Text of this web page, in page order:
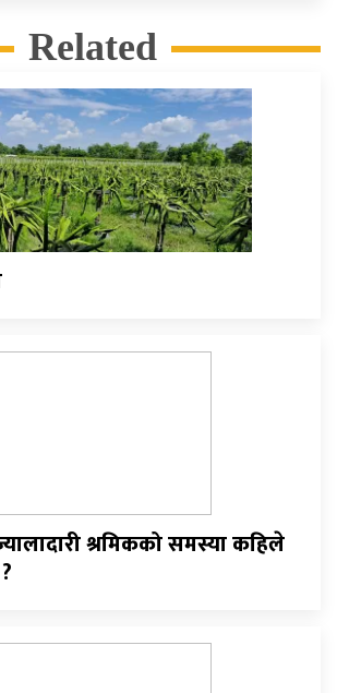
Related
श्रमिकको समस्या कहिले